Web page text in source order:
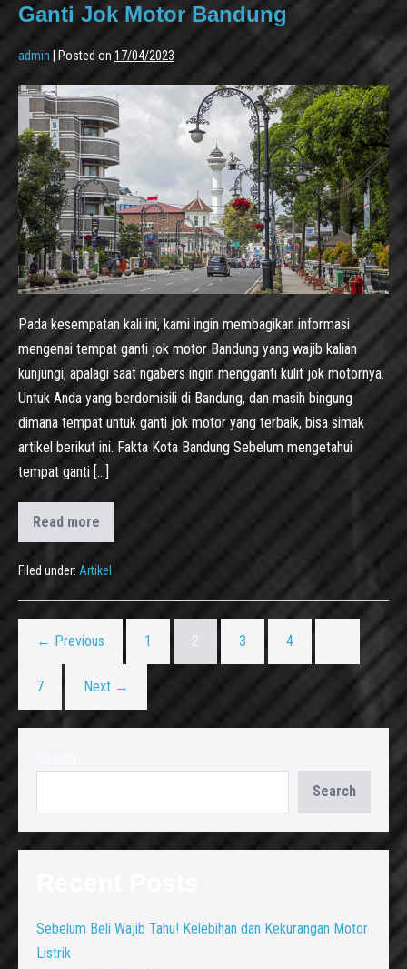
Ganti Jok Motor Bandung
admin Posted on 17/04/2023
Pada kesempatan kali ini, kami ingin membagikan informasi
mengenai tempat ganti jok motor Bandung yang wajib kalian
kunjungi, apalagi saat ngabers ingin mengganti kulit jok motornya.
Untuk Anda yang berdomisili di Bandung, dan masih bingung
dimana tempat untuk ganti jok motor yang terbaik, bisa simak
artikel berikut ini. Fakta Kota Bandung Sebelum mengetahui
tempat ganti […]
Read more
Filed under: Artikel
← Previous 1 2 3 4
7 Next →
Search
Sebelum Beli Wajib Tahu! Kelebihan dan Kekurangan Motor
Listrik